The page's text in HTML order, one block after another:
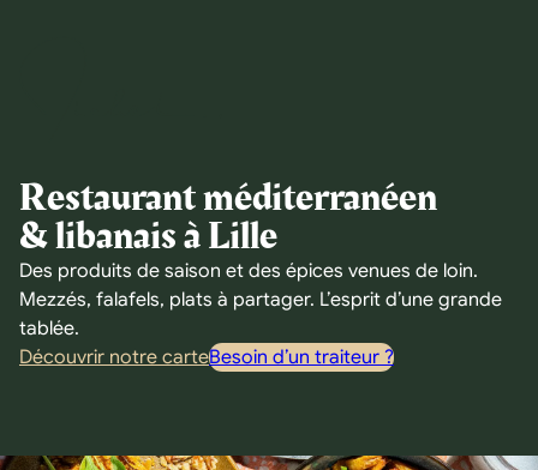
Restaurant méditerranéen
& libanais à Lille
Des produits de saison et des épices venues de loin.
Mezzés, falafels, plats à partager. L’esprit d’une grande
tablée.
Découvrir notre carteBesoin d’un traiteur ?